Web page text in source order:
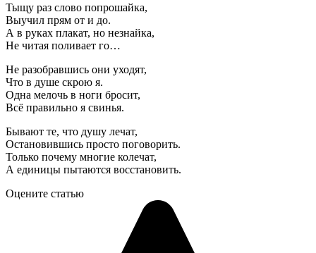
Тыщу раз слово попрошайка,
Выучил прям от и до.
А в руках плакат, но незнайка,
Не читая поливает го…
Не разобравшись они уходят,
Что в душе скрою я.
Одна мелочь в ноги бросит,
Всё правильно я свинья.
Бывают те, что душу лечат,
Остановившись просто поговорить.
Только почему многие колечат,
А единицы пытаются восстановить.
Оцените статью